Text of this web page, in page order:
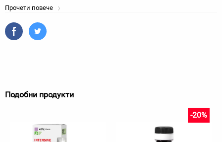
Прочети повече
Подобни продукти
-20%